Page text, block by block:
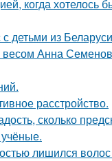
когда хотелось
детьми из
Анна
расстройство.
сколько
лишился